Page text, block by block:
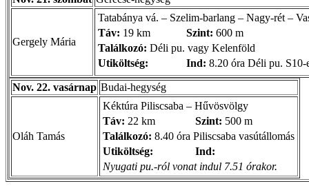
Gergely Mária
Tatabánya vá. – Szelim-barlang – Nagy-rét –
Táv: 19 km Szint: 600 m
Találkozó: Déli pu. vagy Kelenföld
Utiköltség:
Ind: 8.20 óra Déli pu.
Nov. 22. vasárnap Budai-hegység
Oláh Tamás
Kéktúra Piliscsaba – Hűvösvölgy
Táv: 22 km Szint: 500 m
Találkozó: 8.40 óra Piliscsaba vasútállomás
Utiköltség:
Ind:
Nyugati pu.-ról vonat indul 7.51 órakor.